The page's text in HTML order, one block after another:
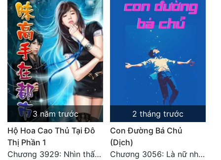
Tiểu Thuyết
Trinh Thám
Triều Đấu
Trùng Sinh
Trọng Sinh
Tu Chân
Tu Tiên
Tội Phạm
3 năm trước
Hộ Hoa Cao Thủ Tại Đô
Thị Phần 1
Chương 3929: Nhìn thấy bổn tiên, tại sao không bái?
2 tháng trước
Con Đường Bá Chủ
(Dịch)
Chương 3056: Là nữ nhân